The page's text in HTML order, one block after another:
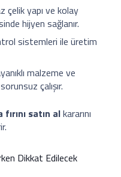
çelik yapı ve kolay
hijyen sağlanır.
sistemleri ile üretim
malzeme ve
çalışır.
satın alkararını
Dikkat Edilecek